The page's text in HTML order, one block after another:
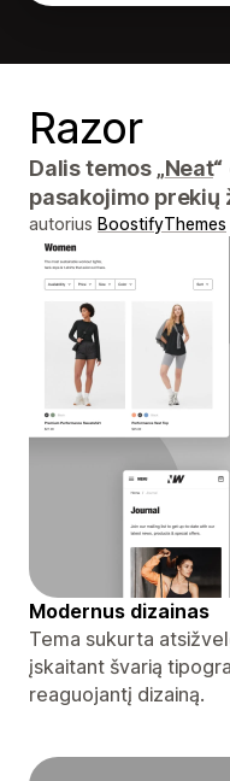
Razor
Dalis temos „Neat“
pasakojimo prekių
autorius BoostifyThemes
Modernus dizainas
Tema sukurta
įskaitant švarią
reaguojantį dizainą.